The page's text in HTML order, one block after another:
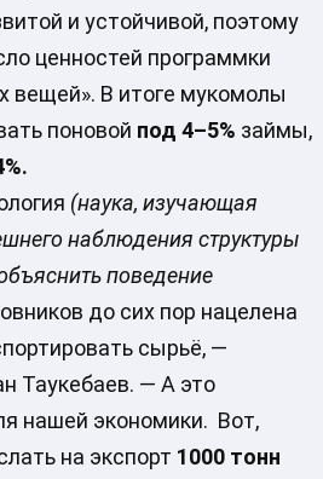
и устойчивой, поэтому
ценностей программки
вещей». В итоге мукомолы
поновой под 4–5% займы,
(наука, изучающая
наблюдения структуры
поведение
до сих пор нацелена
сырьё, —
Таукебаев. — А это
нашей экономики. Вот,
на экспорт 1000 тонн